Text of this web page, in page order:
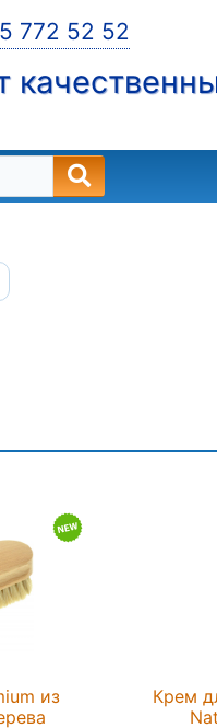
772 52 52
из
Крем